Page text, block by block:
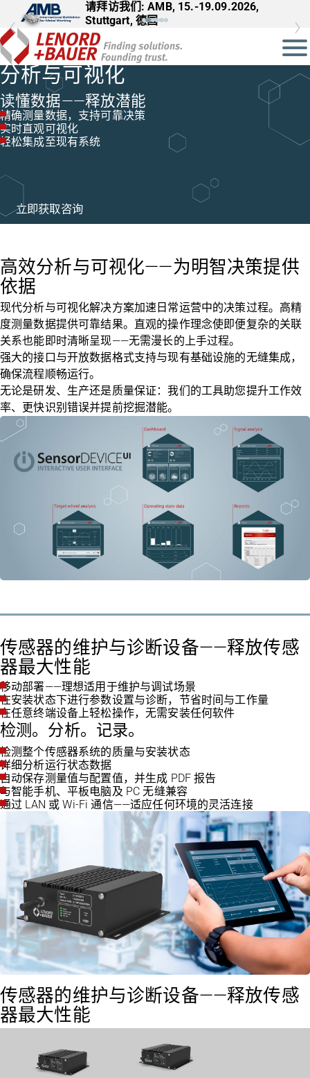
请拜访我们: AMB, 15.-19.09.2026,
Stuttgart, 德国
分析与可视化
读懂数据——释放潜能
精确测量数据，支持可靠决策
实时直观可视化
轻松集成至现有系统
立即获取咨询
高效分析与可视化——为明智决策提供
依据
现代分析与可视化解决方案加速日常运营中的决策过程。高精
度测量数据提供可靠结果。直观的操作理念使即便复杂的关联
关系也能即时清晰呈现——无需漫长的上手过程。
强大的接口与开放数据格式支持与现有基础设施的无缝集成，
确保流程顺畅运行。
无论是研发、生产还是质量保证：我们的工具助您提升工作效
率、更快识别错误并提前挖掘潜能。
传感器的维护与诊断设备——释放传感
器最大性能
移动部署——理想适用于维护与调试场景
在安装状态下进行参数设置与诊断，节省时间与工作量
在任意终端设备上轻松操作，无需安装任何软件
检测。分析。记录。
检测整个传感器系统的质量与安装状态
详细分析运行状态数据
自动保存测量值与配置值，并生成 PDF 报告
与智能手机、平板电脑及 PC 无缝兼容
通过 LAN 或 Wi-Fi 通信——适应任何环境的灵活连接
传感器的维护与诊断设备——释放传感
器最大性能